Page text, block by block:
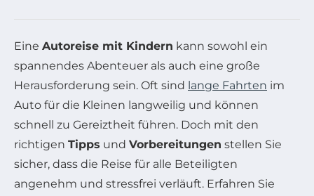
Eine Autoreise mit Kindern kann sowohl ein
spannendes Abenteuer als auch eine große
Herausforderung sein. Oft sind lange Fahrten im
Auto für die Kleinen langweilig und können
schnell zu Gereiztheit führen. Doch mit den
richtigen Tipps und Vorbereitungen stellen Sie
sicher, dass die Reise für alle Beteiligten
angenehm und stressfrei verläuft. Erfahren Sie